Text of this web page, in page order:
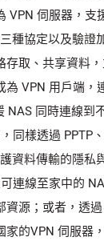
VPN 伺服器，支
種協定以及驗證
存取、共享資料
為 VPN 用戶端，
NAS 同時連線到
同樣透過 PPTP
資料傳輸的隱私
連線至家中的
資源；或者，透
家的VPN 伺服器